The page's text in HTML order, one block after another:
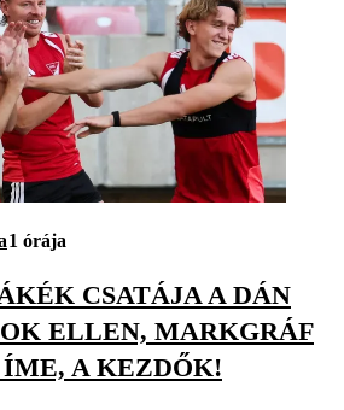
1 órája
CSATÁJA A DÁN
ELLEN, MARKGRÁF
ÍME, A KEZDŐK!